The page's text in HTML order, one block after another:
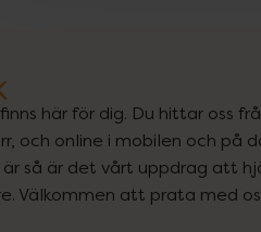
här för dig. Du hittar oss
och online i mobilen och på
så är det vårt uppdrag att
Välkommen att prata med